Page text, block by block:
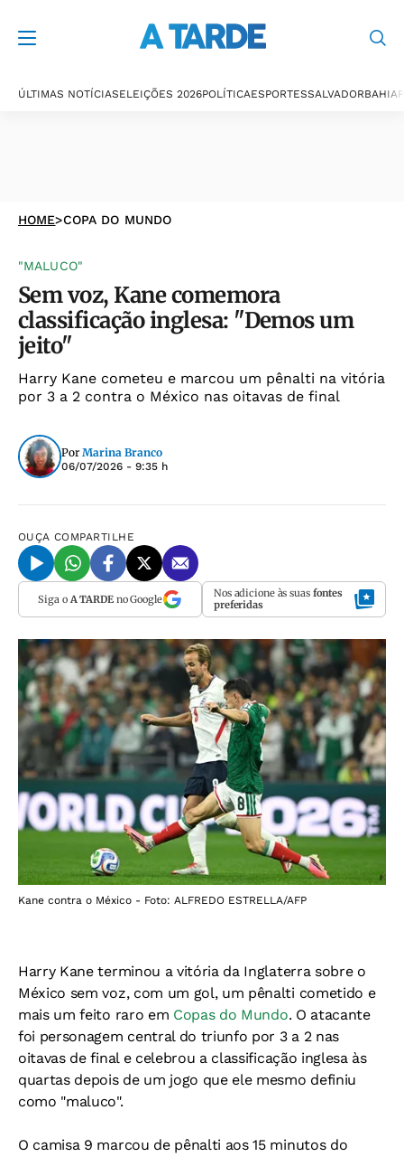
ÚLTIMAS NOTÍCIASELEIÇÕES 2026POLÍTICAESPORTESSALVADORBAHIA
HOME>COPA DO MUNDO
"MALUCO"
Sem voz, Kane comemora
classificação inglesa: "Demos um
jeito"
Harry Kane cometeu e marcou um pênalti na vitória
por 3 a 2 contra o México nas oitavas de final
Por Marina Branco
06/07/2026 - 9:35 h
OUÇA COMPARTILHE
Siga o A TARDEno Google Nos adicione às suas fontes
preferidas
Kane contra o México - Foto: ALFREDO ESTRELLA/AFP
Harry Kane terminou a vitória da Inglaterra sobre o
México sem voz, com um gol, um pênalti cometido e
mais um feito raro em Copas do Mundo. O atacante
foi personagem central do triunfo por 3 a 2 nas
oitavas de final e celebrou a classificação inglesa às
quartas depois de um jogo que ele mesmo definiu
como "maluco".
O camisa 9 marcou de pênalti aos 15 minutos do